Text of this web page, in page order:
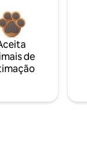
de